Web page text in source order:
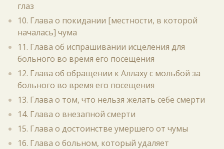
глаз
10. Глава о покидании [местности, в которой
началась] чума
11. Глава об испрашивании исцеления для
больного во время его посещения
12. Глава об обращении к Аллаху с мольбой за
больного во время его посещения
13. Глава о том, что нельзя желать себе смерти
14. Глава о внезапной смерти
15. Глава о достоинстве умершего от чумы
16. Глава о больном, который удаляет